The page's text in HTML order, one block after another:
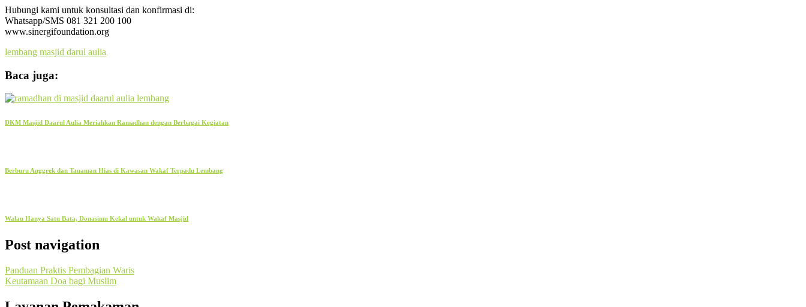
Hubungi kami untuk konsultasi dan konfirmasi di:
Whatsapp/SMS 081 321 200 100
www.sinergifoundation.org
lembang masjid darul aulia
Baca juga:
DKM Masjid Daarul Aulia Meriahkan Ramadhan dengan Berbagai Kegiatan
Berburu Anggrek dan Tanaman Hias di Kawasan Wakaf Terpadu Lembang
Walau Hanya Satu Bata, Donasimu Kekal untuk Wakaf Masjid
Post navigation
Panduan Praktis Pembagian Waris
Keutamaan Doa bagi Muslim